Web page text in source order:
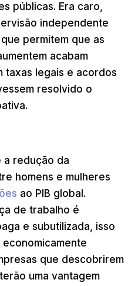
públicas. Era caro,
independente
permitem que as
acabam
taxas legais e acordos
resolvido o
a redução da
homens e mulheres
ao PIB global.
de trabalho é
e subutilizada, isso
economicamente
que descobrirem
uma vantagem